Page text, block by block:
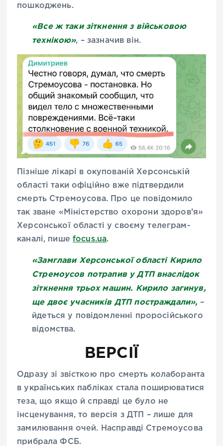
пошкоджень.
«Все ж таки зіткнення з військовою
технікою», – зазначив він.
Пізніше лікарі в окупованій Херсонській
області таки офіційно вже підтвердили
смерть Стремоусова. Про це повідомило
так зване «Міністерство охорони здоров’я»
Херсонської області у своєму телеграм-
каналі, пишеfocus.ua.
«Замглави Херсонської області Кирило
Стремоусов потрапив у ДТП внаслідок
зіткнення трьох машин. Кирило загинув,
ще двоє учасників ДТП постраждали», –
йдеться у повідомленні проросійського
відомства.
ВЕРСІЇ
Одразу зі звісткою про смерть колаборанта
в українських пабліках стала поширюватися
теза, що якщо й справді це було не
інсценування, то версія з ДТП – лише для
замилювання очей. Насправді Стремоусова
прибрала ФСБ.